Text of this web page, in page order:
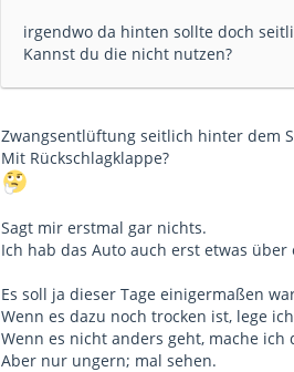
irgendwo da hinten sollte doch
Kannst du die nicht nutzen?
Zwangsentlüftung seitlich hinter dem
Mit Rückschlagklappe?
Sagt mir erstmal gar nichts.
Ich hab das Auto auch erst etwas
Es soll ja dieser Tage einigermaßen
Wenn es dazu noch trocken ist, lege
Wenn es nicht anders geht, mache ich
Aber nur ungern; mal sehen.